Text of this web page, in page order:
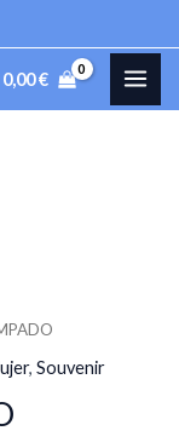
0,00€
, Souvenir